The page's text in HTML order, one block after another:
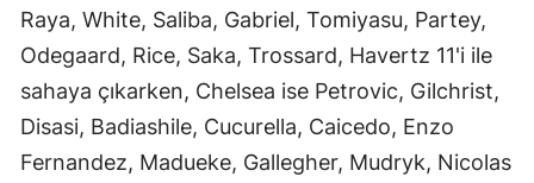
Raya, White, Saliba, Gabriel, Tomiyasu, Partey,
Odegaard, Rice, Saka, Trossard, Havertz 11'i ile
sahaya çıkarken, Chelsea ise Petrovic, Gilchrist,
Disasi, Badiashile, Cucurella, Caicedo, Enzo
Fernandez, Madueke, Gallegher, Mudryk, Nicolas